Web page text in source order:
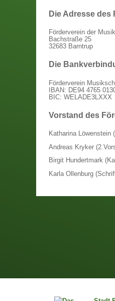
Die Adresse des
Förderverein der
Bachstraße 25
32683 Barntrup
Die
Förderverein
IBAN: DE94 4765
BIC: WELADE3LXXX
Vorstand des
Katharina Löwenstein
Andreas Kryker
Birgit Hundertmark
Karla Ollenburg